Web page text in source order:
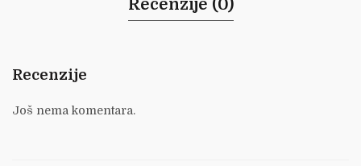
Recenzije (0)
Recenzije
Još nema komentara.